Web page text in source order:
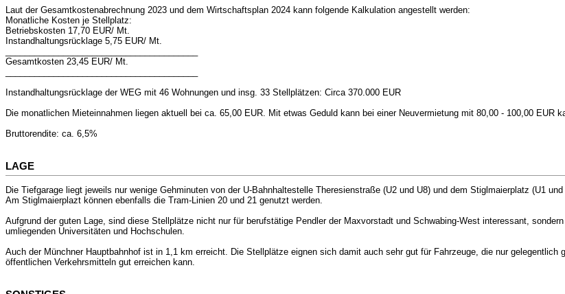
Laut der Gesamtkostenabrechnung 2023 und dem Wirtschaftsplan 2024 kann folgende Kalkulation angestellt werden:
Monatliche Kosten je Stellplatz:
Betriebskosten 17,70 EUR/ Mt.
Instandhaltungsrücklage 5,75 EUR/ Mt.
Gesamtkosten 23,45 EUR/ Mt.
Instandhaltungsrücklage der WEG mit 46 Wohnungen und insg. 33 Stellplätzen: Circa 370.000 EUR
Die monatlichen Mieteinnahmen liegen aktuell bei ca. 65,00 EUR. Mit etwas Geduld kann bei einer Neuvermietung mit 80,00 - 100,00 EUR
Bruttorendite: ca. 6,5%
LAGE
Die Tiefgarage liegt jeweils nur wenige Gehminuten von der U-Bahnhaltestelle Theresienstraße (U2 und U8) und dem Stiglmaierplatz (U1
Am Stiglmaierplazt können ebenfalls die Tram-Linien 20 und 21 genutzt werden.
Aufgrund der guten Lage, sind diese Stellplätze nicht nur für berufstätige Pendler der Maxvorstadt und Schwabing-West interessant,
umliegenden Universitäten und Hochschulen.
Auch der Münchner Hauptbahnhof ist in 1,1 km erreicht. Die Stellplätze eignen sich damit auch sehr gut für Fahrzeuge, die nur gelegentlich
öffentlichen Verkehrsmitteln gut erreichen kann.